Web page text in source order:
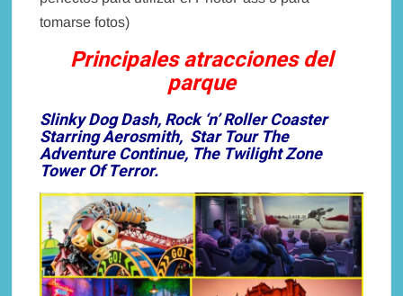
tomarse fotos)
Principales atracciones del
parque
Slinky Dog Dash, Rock ‘n’ Roller Coaster
Starring Aerosmith, Star Tour The
Adventure Continue, The Twilight Zone
Tower Of Terror.